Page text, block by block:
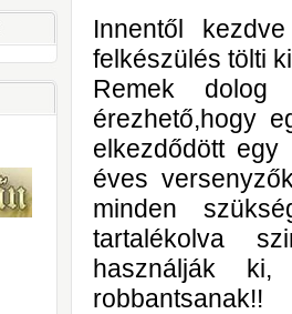
Innentől
felkészülés tölti
Remek
érezhető,hogy
elkezdődött
éves
minden
tartalékolva
használják
robbantsanak!!